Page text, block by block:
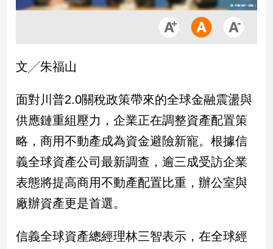
觀
治
焦
點
品
點
民
調
國
焦
文╱朱福山
面對川普2.0關稅政策帶來的全球金融震盪與
供應鏈重組壓力，企業正在調整資產配置策
略，商用不動產成為資金避險新寵。根據信
義全球資產公司最新調查，逾三成受訪企業
表態將提高商用不動產配置比重，辦公室與
廠辦資產更是首選。
信義全球資產總經理林三智表示，在全球經